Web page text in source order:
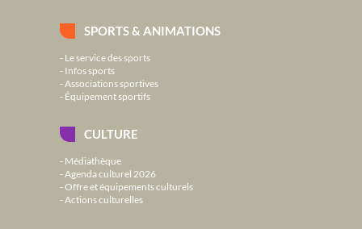
SPORTS & ANIMATIONS
Le service des sports
Infos sports
Associations sportives
Équipement sportifs
CULTURE
Médiathèque
Agenda culturel 2026
Offre et équipements culturels
Actions culturelles